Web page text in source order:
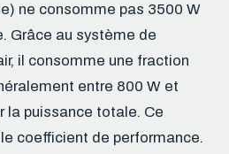
ne consomme pas 3500 W
Grâce au système de
il consomme une fraction
entre 800 W et
la puissance totale. Ce
coefficient de performance.